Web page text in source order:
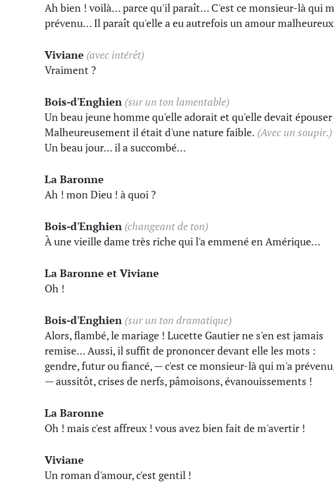
Ah bien ! voilà… parce qu'il paraît… C'est ce monsieur-là qui
prévenu… Il paraît qu'elle a eu autrefois un amour
Viviane (avec intérêt)
Vraiment ?
Bois-d'Enghien (sur un ton lamentable)
Un beau jeune homme qu'elle adorait et qu'elle devait
Malheureusement il était d'une nature faible. (Avec un soupir.)
Un beau jour… il a succombé…
La Baronne
Ah ! mon Dieu ! à quoi ?
Bois-d'Enghien (changeant de ton)
À une vieille dame très riche qui l'a emmené en Amérique…
La Baronne et Viviane
Oh !
Bois-d'Enghien (sur un ton dramatique)
Alors, flambé, le mariage ! Lucette Gautier ne s'en est jamais
remise… Aussi, il suffit de prononcer devant elle les mots :
gendre, futur ou fiancé, — c'est ce monsieur-là qui m'a
— aussitôt, crises de nerfs, pâmoisons, évanouissements !
La Baronne
Oh ! mais c'est affreux ! vous avez bien fait de m'avertir !
Viviane
Un roman d'amour, c'est gentil !